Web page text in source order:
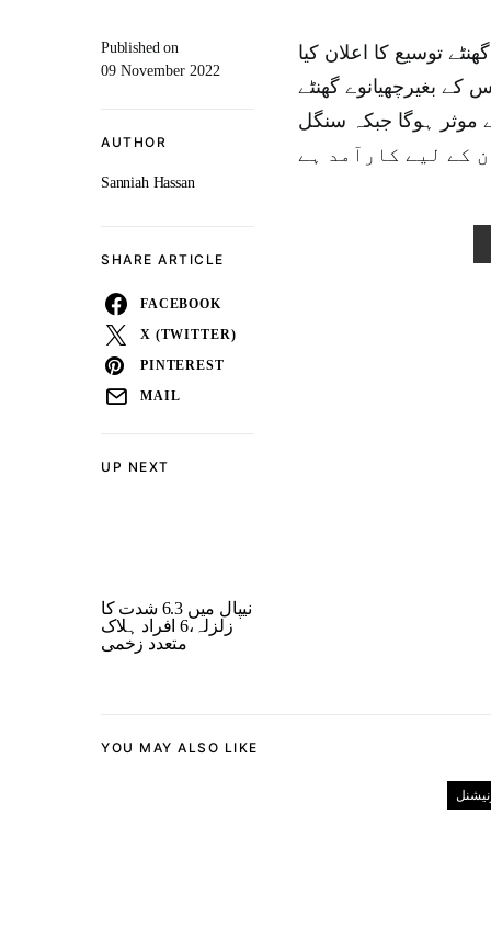
UP NEXT
نیپال میں 6.3 شدت کا
زلزلہ،6 افراد ہلاک
متعدد زخمی
Published on
09 November 2022
AUTHOR
Sanniah Hassan
SHARE ARTICLE
FACEBOOK
X (TWITTER)
PINTEREST
MAIL
توسیع کا اعلان کیا
بغیرچھیانوے گھنٹے
ملٹی پل انٹری ویزا 90 دن کے لیے موثر ہوگا جبکہ سنگل
YOU MAY ALSO LIKE